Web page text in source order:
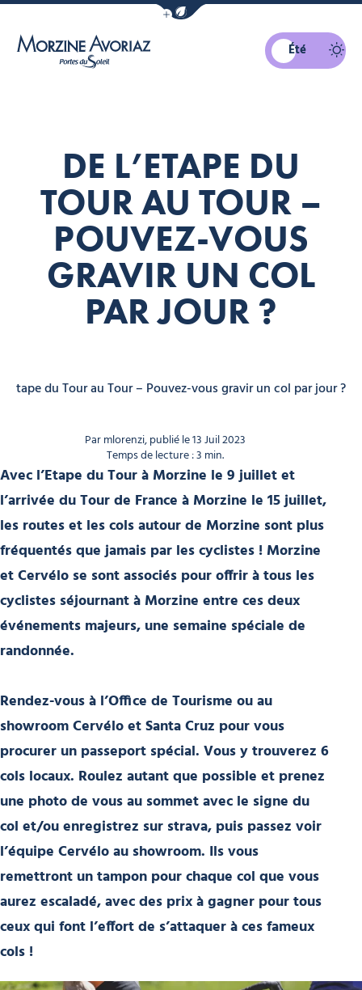
Afficher la barre de navigation du
Été
DE L’ETAPE DU
TOUR AU TOUR –
POUVEZ-VOUS
GRAVIR UN COL
PAR JOUR ?
l’Etape du Tour au Tour – Pouvez-vous gravir un col par jour ?
Par mlorenzi, publié le 13 Juil 2023
Temps de lecture : 3 min.
Avec l’Etape du Tour à Morzine le 9 juillet et
l’arrivée du Tour de France à Morzine le 15 juillet,
les routes et les cols autour de Morzine sont plus
fréquentés que jamais par les cyclistes ! Morzine
et Cervélo se sont associés pour offrir à tous les
cyclistes séjournant à Morzine entre ces deux
événements majeurs, une semaine spéciale de
randonnée.
Rendez-vous à l’Office de Tourisme ou au
showroom Cervélo et Santa Cruz pour vous
procurer un passeport spécial. Vous y trouverez 6
cols locaux. Roulez autant que possible et prenez
une photo de vous au sommet avec le signe du
col et/ou enregistrez sur strava, puis passez voir
l’équipe Cervélo au showroom. Ils vous
remettront un tampon pour chaque col que vous
aurez escaladé, avec des prix à gagner pour tous
ceux qui font l’effort de s’attaquer à ces fameux
cols !